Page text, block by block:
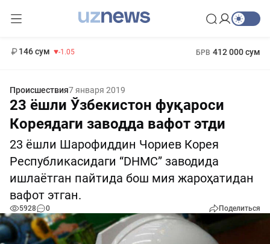
146 сум -1.05 БРВ 412 000 сум
Происшествия7 января 2019
23 ёшли Ўзбекистон фуқароси
Кореядаги заводда вафот этди
23 ёшли Шарофиддин Чориев Корея
Республикасидаги “DHMC” заводида
ишлаётган пайтида бош мия жароҳатидан
вафот этган.
5928 0 Поделиться